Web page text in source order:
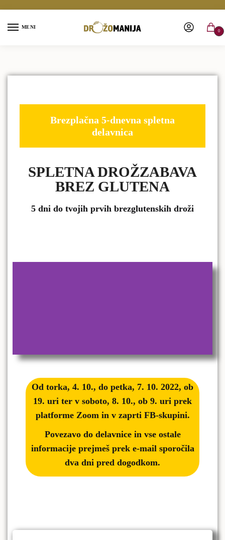
MENI
0
Brezplačna 5-dnevna spletna
delavnica
SPLETNA DROŽZABAVA
BREZ GLUTENA
5 dni do tvojih prvih brezglutenskih droži
Od torka, 4. 10., do petka, 7. 10. 2022, ob
19. uri ter v soboto, 8. 10., ob 9. uri prek
platforme Zoom in v zaprti FB-skupini.
Povezavo do delavnice in vse ostale
informacije prejmeš prek e-mail sporočila
dva dni pred dogodkom.